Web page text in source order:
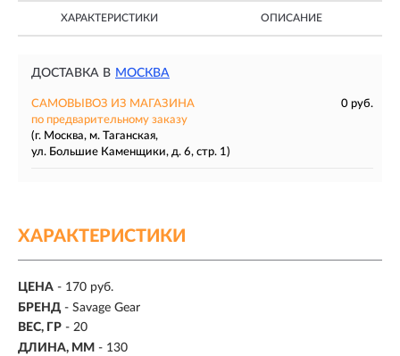
ХАРАКТЕРИСТИКИ ОПИСАНИЕ
ДОСТАВКА В МОСКВА
САМОВЫВОЗ ИЗ МАГАЗИНА
0 руб.
по предварительному заказу
(г. Москва, м. Таганская,
ул. Большие Каменщики, д. 6, стр. 1)
ХАРАКТЕРИСТИКИ
ЦЕНА - 170 руб.
БРЕНД - Savage Gear
ВЕС, ГР - 20
ДЛИНА, ММ - 130